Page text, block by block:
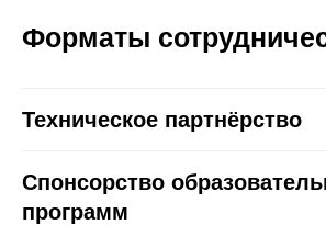
Форматы
Техническое партнёрство
Спонсорство
программ